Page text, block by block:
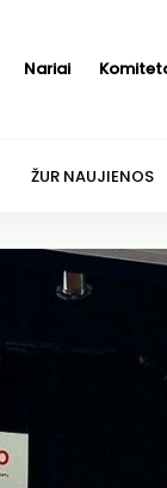
Nariai
ŽUR NAUJIENOS